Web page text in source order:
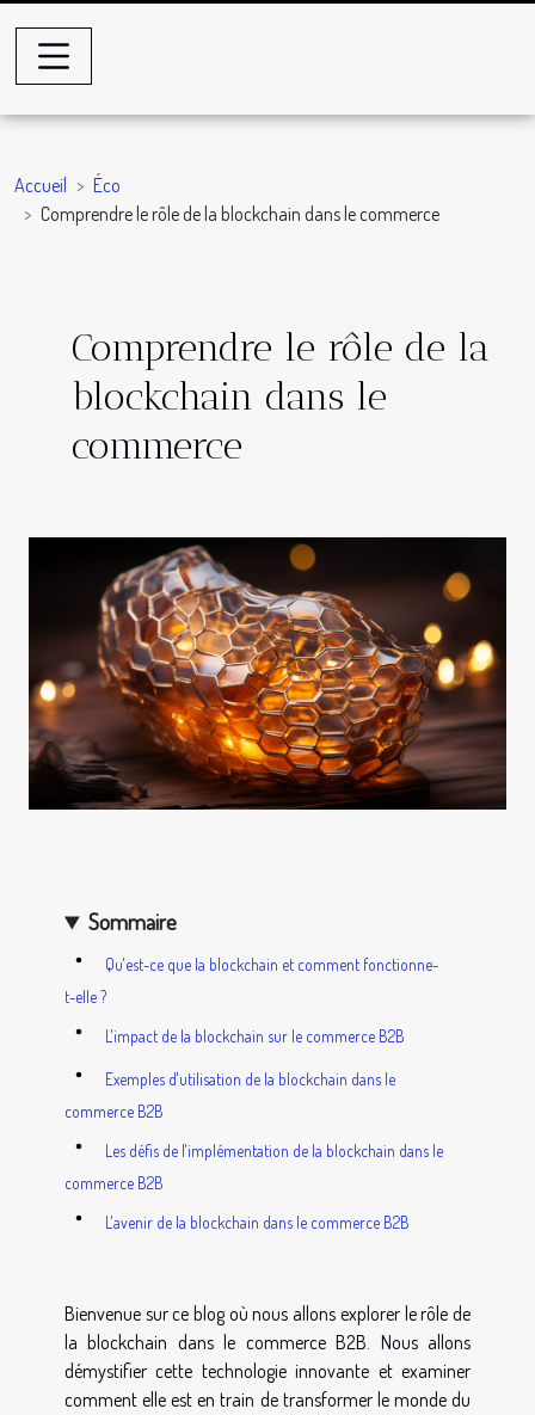
Accueil
Éco
Comprendre le rôle de la blockchain dans le commerce
Comprendre le rôle de la
blockchain dans le
commerce
Sommaire
Qu'est-ce que la blockchain et comment fonctionne-
t-elle ?
L'impact de la blockchain sur le commerce B2B
Exemples d'utilisation de la blockchain dans le
commerce B2B
Les défis de l'implémentation de la blockchain dans le
commerce B2B
L'avenir de la blockchain dans le commerce B2B
Bienvenue sur ce blog où nous allons explorer le rôle de
la blockchain dans le commerce B2B. Nous allons
démystifier cette technologie innovante et examiner
comment elle est en train de transformer le monde du